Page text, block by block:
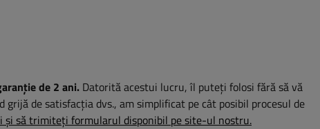
de 2 ani. Datorită acestui lucru, îl puteți folosi fără să vă
de satisfacția dvs., am simplificat pe cât posibil procesul de
și să trimiteți formularul disponibil pe site-ul nostru.